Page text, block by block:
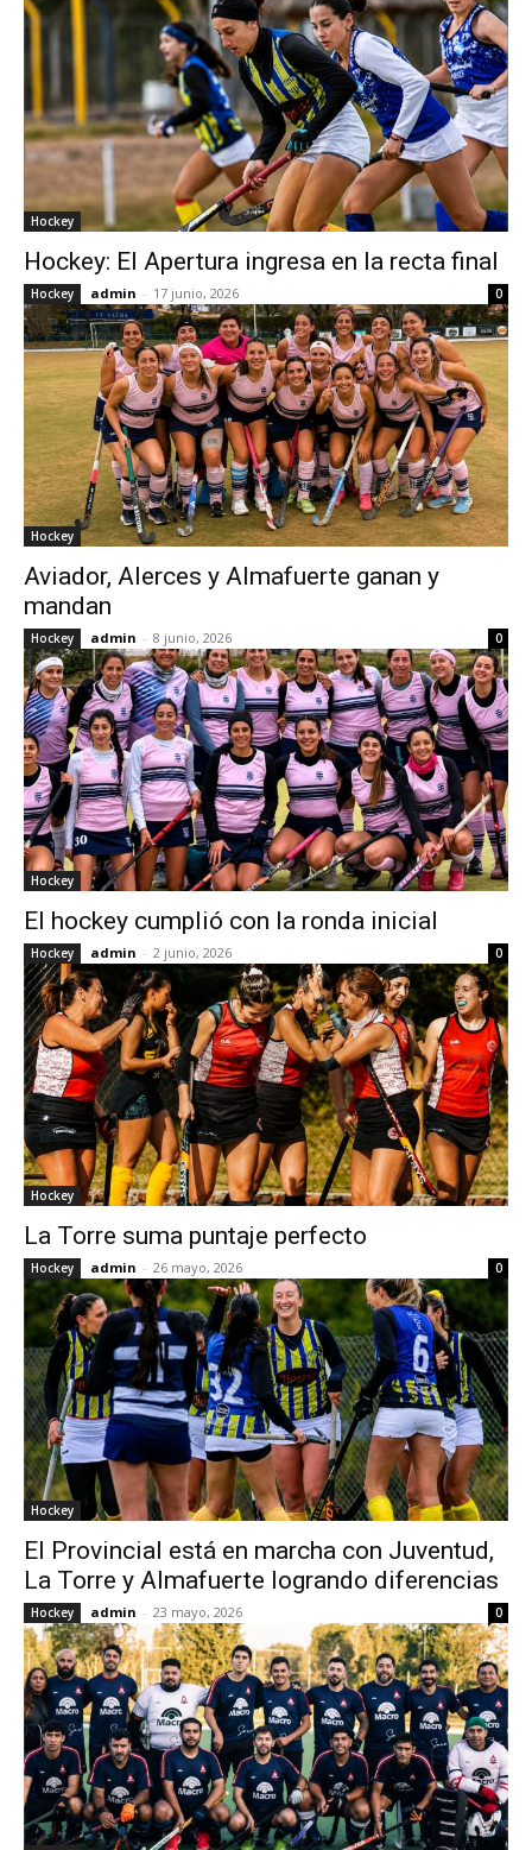
Hockey
Hockey: El Apertura ingresa en la recta final
Hockey admin - 17 junio, 2026 0
Hockey
Aviador, Alerces y Almafuerte ganan y
mandan
Hockey admin - 8 junio, 2026 0
Hockey
El hockey cumplió con la ronda inicial
Hockey admin - 2 junio, 2026 0
Hockey
La Torre suma puntaje perfecto
Hockey admin - 26 mayo, 2026 0
Hockey
El Provincial está en marcha con Juventud,
La Torre y Almafuerte logrando diferencias
Hockey admin - 23 mayo, 2026 0